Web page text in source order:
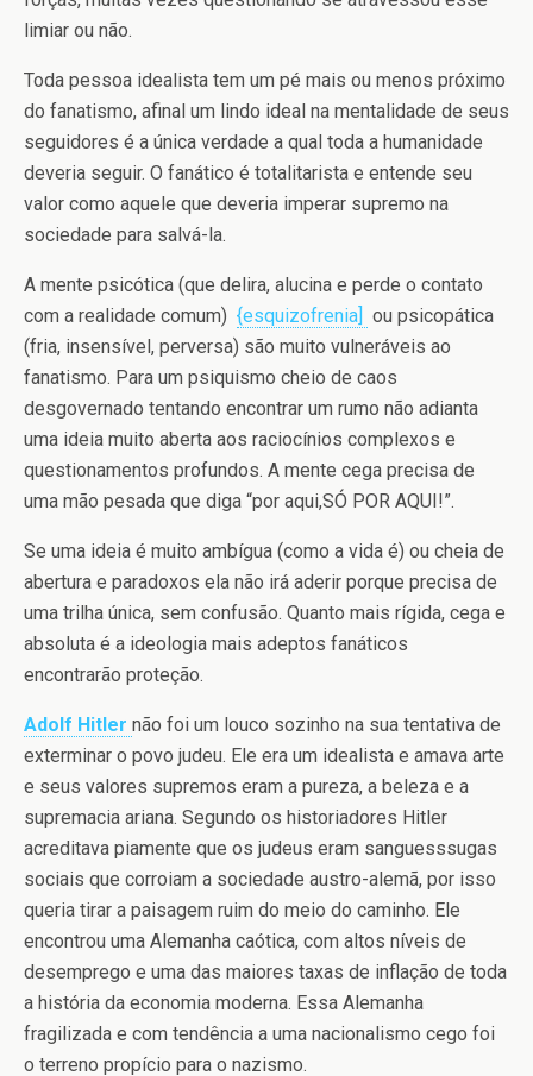
limiar ou não.
Toda pessoa idealista tem um pé mais ou menos próximo
do fanatismo, afinal um lindo ideal na mentalidade de seus
seguidores é a única verdade a qual toda a humanidade
deveria seguir. O fanático é totalitarista e entende seu
valor como aquele que deveria imperar supremo na
sociedade para salvá-la.
A mente psicótica (que delira, alucina e perde o contato
com a realidade comum) {esquizofrenia] ou psicopática
(fria, insensível, perversa) são muito vulneráveis ao
fanatismo. Para um psiquismo cheio de caos
desgovernado tentando encontrar um rumo não adianta
uma ideia muito aberta aos raciocínios complexos e
questionamentos profundos. A mente cega precisa de
uma mão pesada que diga “por aqui,SÓ POR AQUI!”.
Se uma ideia é muito ambígua (como a vida é) ou cheia de
abertura e paradoxos ela não irá aderir porque precisa de
uma trilha única, sem confusão. Quanto mais rígida, cega e
absoluta é a ideologia mais adeptos fanáticos
encontrarão proteção.
Adolf Hitler não foi um louco sozinho na sua tentativa de
exterminar o povo judeu. Ele era um idealista e amava arte
e seus valores supremos eram a pureza, a beleza e a
supremacia ariana. Segundo os historiadores Hitler
acreditava piamente que os judeus eram sanguesssugas
sociais que corroiam a sociedade austro-alemã, por isso
queria tirar a paisagem ruim do meio do caminho. Ele
encontrou uma Alemanha caótica, com altos níveis de
desemprego e uma das maiores taxas de inflação de toda
a história da economia moderna. Essa Alemanha
fragilizada e com tendência a uma nacionalismo cego foi
o terreno propício para o nazismo.